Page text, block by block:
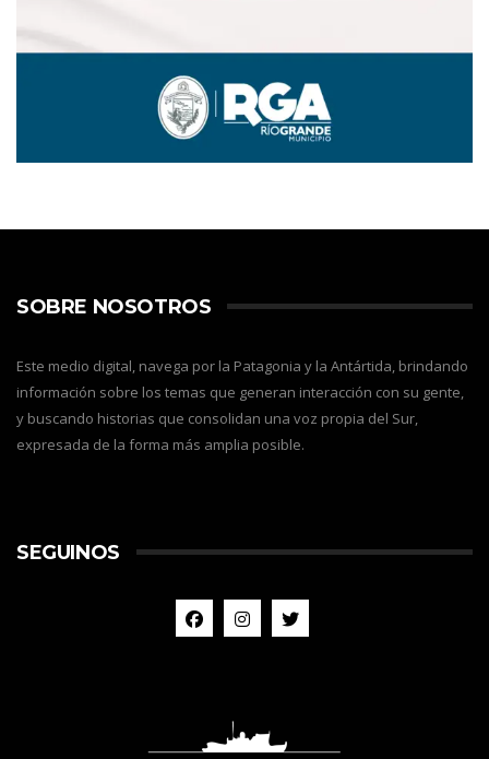
SOBRE NOSOTROS
Este medio digital, navega por la Patagonia y la Antártida, brindando
información sobre los temas que generan interacción con su gente,
y buscando historias que consolidan una voz propia del Sur,
expresada de la forma más amplia posible.
SEGUINOS